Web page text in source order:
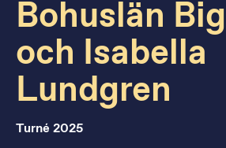
Bohuslän
och Isabella
Lundgren
Turné 2025